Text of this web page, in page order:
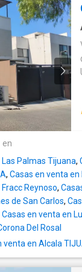
en
Palmas Tijuana,
, Casas en venta
Reynoso,
de San Carlos,
Casas en venta en
Del Rosal
en Alcala